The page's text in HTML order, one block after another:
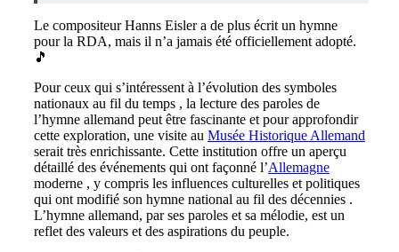
Le compositeur Hanns Eisler a de plus écrit un hymne
pour la RDA, mais il n’a jamais été officiellement adopté.
🎵
Pour ceux qui s’intéressent à l’évolution des symboles
nationaux au fil du temps , la lecture des paroles de
l’hymne allemand peut être fascinante et pour approfondir
cette exploration, une visite au Musée Historique Allemand
serait très enrichissante. Cette institution offre un aperçu
détaillé des événements qui ont façonné l’Allemagne
moderne , y compris les influences culturelles et politiques
qui ont modifié son hymne national au fil des décennies .
L’hymne allemand, par ses paroles et sa mélodie, est un
reflet des valeurs et des aspirations du peuple.